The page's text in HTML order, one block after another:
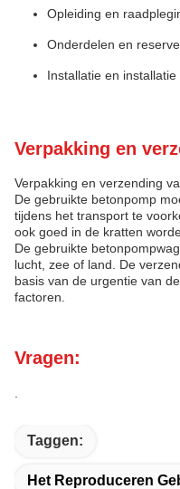
Opleiding en
Onderdelen en
Installatie en installatie
Verpakking en
Verpakking en verzending
De gebruikte betonpomp
tijdens het transport te
ook goed in de kratten
De gebruikte
lucht, zee of land. De
basis van de urgentie van
factoren.
Vragen:
Taggen:
Het Reproduceren